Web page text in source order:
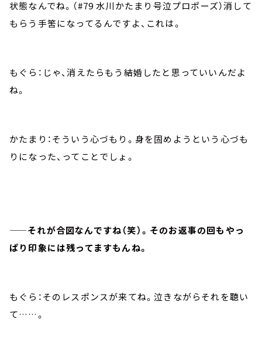
状態なんでね。（#79 水川かたまり号泣プロポーズ）消して
もらう手筈になってるんですよ、これは。
もぐら：じゃ、消えたらもう結婚したと思っていいんだよ
ね。
かたまり：そういう心づもり。身を固めようという心づも
りになった、ってことでしょ。
——それが合図なんですね（笑）。そのお返事の回もやっ
ぱり印象には残ってますもんね。
もぐら：そのレスポンスが来てね。泣きながらそれを聴い
て……。